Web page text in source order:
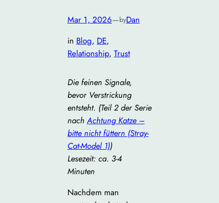
Mar 1, 2026—byDan
in Blog, DE
Relationship, Trust
Die feinen Signale,
bevor Verstrickung
entsteht. (Teil 2 der Serie
nachAchtung Katze –
bitte nicht füttern (Stray-
Cat-Model 1))
Lesezeit: ca. 3-4
Minuten
Nachdem man